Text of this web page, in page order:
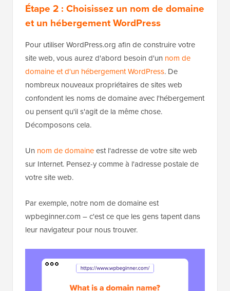
Étape 2 : Choisissez un nom de domaine
et un hébergement WordPress
Pour utiliser WordPress.org afin de construire votre
site web, vous aurez d'abord besoin d'un nom de
domaine et d'un hébergement WordPress. De
nombreux nouveaux propriétaires de sites web
confondent les noms de domaine avec l'hébergement
ou pensent qu'il s'agit de la même chose.
Décomposons cela.
Un nom de domaineest l'adresse de votre site web
sur Internet. Pensez-y comme à l'adresse postale de
votre site web.
Par exemple, notre nom de domaine est
wpbeginner.com – c'est ce que les gens tapent dans
leur navigateur pour nous trouver.